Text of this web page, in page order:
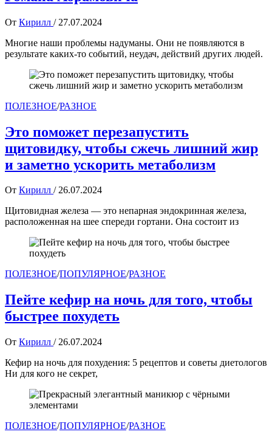
От Кирилл / 27.07.2024
Многие наши проблемы надуманы. Они не появляются в
результате каких-то событий, неудач, действий других людей.
ПОЛЕЗНОЕ/РАЗНОЕ
Это поможет перезапустить
щитовидку, чтобы сжечь лишний жир
и заметно ускорить метаболизм
От Кирилл / 26.07.2024
Щитовидная железа — это непарная эндокринная железа,
расположенная на шее спереди гортани. Она состоит из
ПОЛЕЗНОЕ/ПОПУЛЯРНОЕ/РАЗНОЕ
Пейте кефир на ночь для того, чтобы
быстрее похудеть
От Кирилл / 26.07.2024
Кефир на ночь для похудения: 5 рецептов и советы диетологов
Ни для кого не секрет,
ПОЛЕЗНОЕ/ПОПУЛЯРНОЕ/РАЗНОЕ